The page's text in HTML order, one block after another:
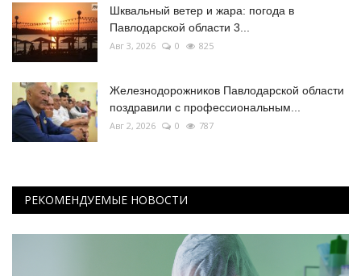
Шквальный ветер и жара: погода в
Павлодарской области 3...
Авг 3, 2026 0 825
Железнодорожников Павлодарской области
поздравили с профессиональным...
Авг 2, 2026 0 787
РЕКОМЕНДУЕМЫЕ НОВОСТИ